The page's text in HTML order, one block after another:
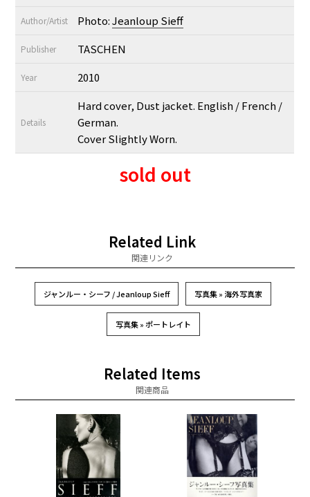
Author/Artist Photo:Jeanloup Sieff
Publisher TASCHEN
Year 2010
Details
Hard cover, Dust jacket. English / French /
German.
Cover Slightly Worn.
sold out
Related Link
関連リンク
ジャンルー・シーフ / Jeanloup Sieff 写真集 » 海外写真家
写真集 » ポートレイト
Related Items
関連商品